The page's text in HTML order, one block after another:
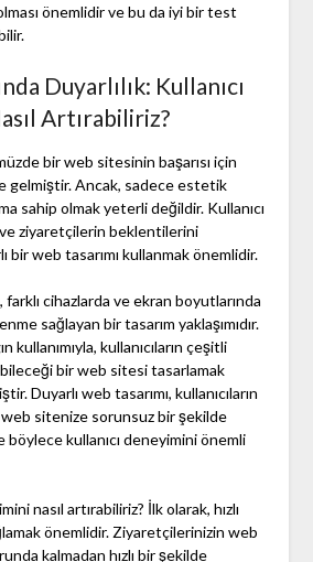
önemlidir ve bu da iyi bir test
Duyarlılık: Kullanıcı
Artırabiliriz?
bir web sitesinin başarısı için
gelmiştir. Ancak, sadece estetik
sahip olmak yeterli değildir. Kullanıcı
ziyaretçilerin beklentilerini
bir web tasarımı kullanmak önemlidir.
farklı cihazlarda ve ekran boyutlarında
sağlayan bir tasarım yaklaşımıdır.
kullanımıyla, kullanıcıların çeşitli
bir web sitesi tasarlamak
Duyarlı web tasarımı, kullanıcıların
sitenize sorunsuz bir şekilde
kullanıcı deneyimini önemli
nasıl artırabiliriz? İlk olarak, hızlı
önemlidir. Ziyaretçilerinizin web
kalmadan hızlı bir şekilde